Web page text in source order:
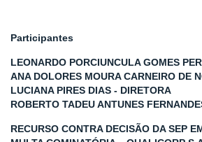
Participantes
LEONARDO PORCIUNCULA GOMES
ANA DOLORES MOURA CARNEIRO DE
LUCIANA PIRES DIAS - DIRETORA
ROBERTO TADEU ANTUNES
RECURSO CONTRA DECISÃO DA SEP